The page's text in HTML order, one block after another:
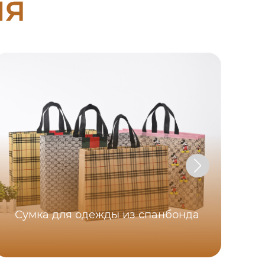
Сумка для одежды из спанбонда